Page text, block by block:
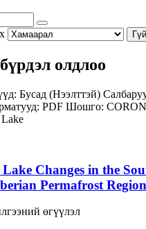
олдлоо
Бусад (Нээлттэй)
PDF Шошго:
Changes in the
Permafrost
өгүүлэл